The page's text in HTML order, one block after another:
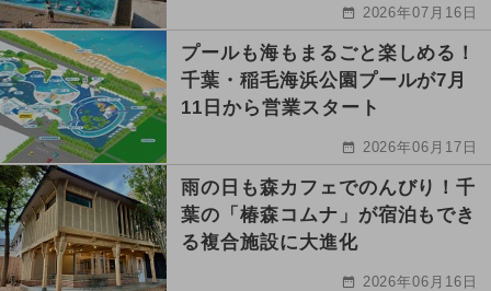
2026年07月16日
プールも海もまるごと楽しめる！
千葉・稲毛海浜公園プールが7月
11日から営業スタート
2026年06月17日
雨の日も森カフェでのんびり！千
葉の「椿森コムナ」が宿泊もでき
る複合施設に大進化
2026年06月16日